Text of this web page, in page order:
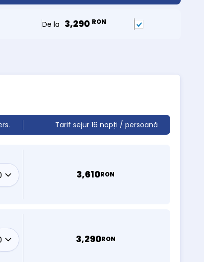
De la 3,290 RON
Tarif sejur 16 nopți / persoană
3,610RON
3,290RON